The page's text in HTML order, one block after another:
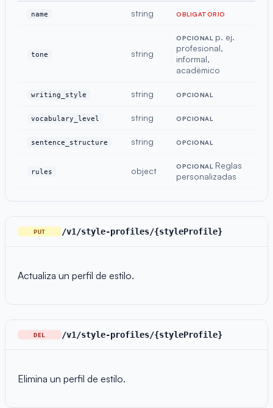
name string OBLIGATORIO
tone string
OPCIONAL p. ej.
profesional,
informal,
académico
writing_style string OPCIONAL
vocabulary_level string OPCIONAL
sentence_structure string OPCIONAL
rules object OPCIONAL Reglas
personalizadas
PUT /v1/style-profiles/{styleProfile}
Actualiza un perfil de estilo.
DEL /v1/style-profiles/{styleProfile}
Elimina un perfil de estilo.